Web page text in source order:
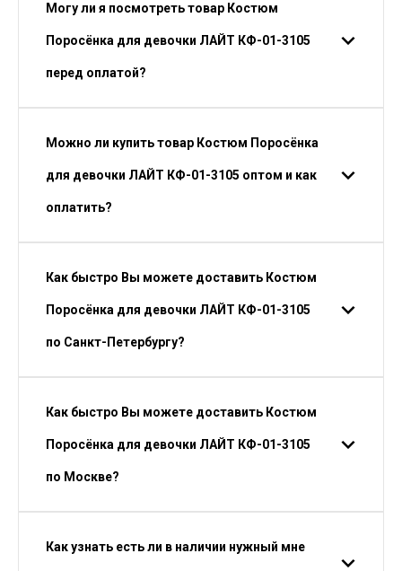
Могу ли я посмотреть товар Костюм
Поросёнка для девочки ЛАЙТ КФ-01-3105
перед оплатой?
Можно ли купить товар Костюм Поросёнка
для девочки ЛАЙТ КФ-01-3105 оптом и как
оплатить?
Как быстро Вы можете доставить Костюм
Поросёнка для девочки ЛАЙТ КФ-01-3105
по Санкт-Петербургу?
Как быстро Вы можете доставить Костюм
Поросёнка для девочки ЛАЙТ КФ-01-3105
по Москве?
Как узнать есть ли в наличии нужный мне